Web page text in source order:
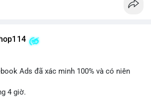
Ads đã xác minh 100% và có niên
4 giờ.